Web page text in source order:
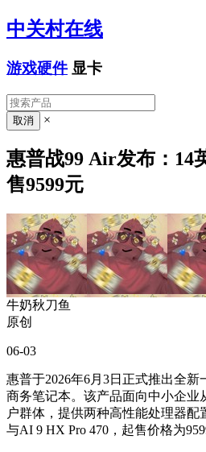
中关村在线
游戏硬件 显卡
×
惠普战99 Air发布：14
售9599元
牛奶秋刀鱼
原创
06-03
惠普于2026年6月3日正式推出全新
商务笔记本。该产品面向中小企业
户群体，提供两种高性能处理器配
与AI 9 HX Pro 470，起售价格为